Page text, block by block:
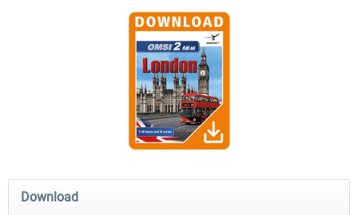
OMSI 2 Add-on Thüringer Wald OMSI 2 Add-on Berlin Line
Download